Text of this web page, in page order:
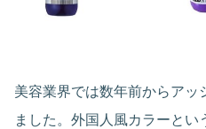
美容業界では数年前からアッ
ました。外国人風カラーと